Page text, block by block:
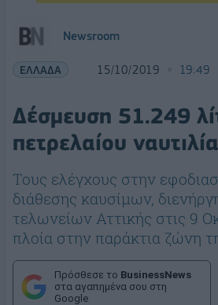
Newsroom
ΕΛΛΑΔΑ 15/10/2019 19:49
Δέσμευση 51.249
πετρελαίου
Τους ελέγχους στην
διάθεσης καυσίμων,
τελωνείων Αττικής στις 9
πλοία στην παράκτια ζώνη
Πρόσθεσε το BusinessNews
στα αγαπημένα σου στη
Google